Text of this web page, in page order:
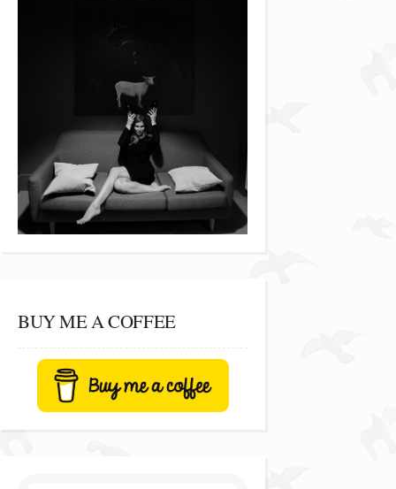
BUY ME A COFFEE